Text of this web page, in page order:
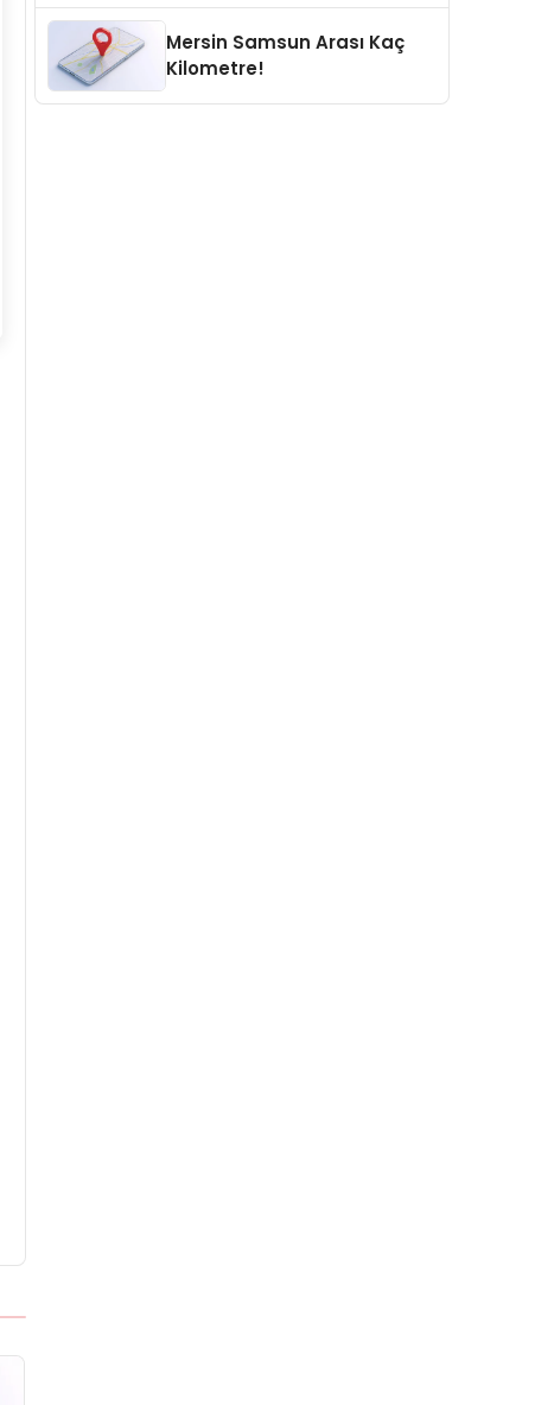
Mersin Samsun Arası Kaç
Kilometre!